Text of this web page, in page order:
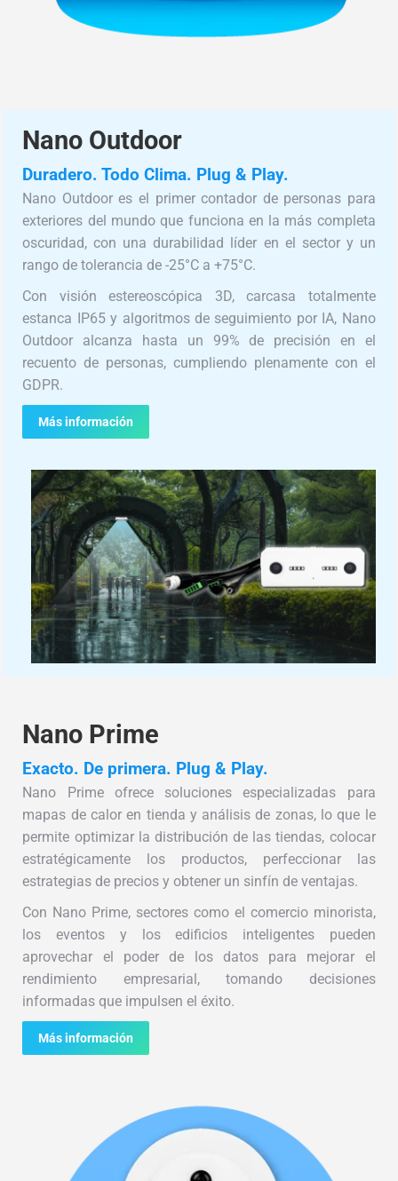
Nano Outdoor
Duradero. Todo Clima. Plug & Play.
Nano Outdoor es el primer contador de personas para
exteriores del mundo que funciona en la más completa
oscuridad, con una durabilidad líder en el sector y un
rango de tolerancia de -25°C a +75°C.
Con visión estereoscópica 3D, carcasa totalmente
estanca IP65 y algoritmos de seguimiento por IA, Nano
Outdoor alcanza hasta un 99% de precisión en el
recuento de personas, cumpliendo plenamente con el
GDPR.
Más información
Nano Prime
Exacto. De primera. Plug & Play.
Nano Prime ofrece soluciones especializadas para
mapas de calor en tienda y análisis de zonas, lo que le
permite optimizar la distribución de las tiendas, colocar
estratégicamente los productos, perfeccionar las
estrategias de precios y obtener un sinfín de ventajas.
Con Nano Prime, sectores como el comercio minorista,
los eventos y los edificios inteligentes pueden
aprovechar el poder de los datos para mejorar el
rendimiento empresarial, tomando decisiones
informadas que impulsen el éxito.
Más información